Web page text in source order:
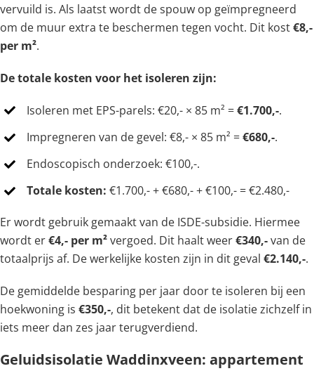
vervuild is. Als laatst wordt de spouw op geïmpregneerd
om de muur extra te beschermen tegen vocht. Dit kost€8,-
per m².
De totale kosten voor het isoleren zijn:
Isoleren met EPS-parels: €20,- × 85 m² =€1.700,-.
Impregneren van de gevel: €8,- × 85 m² =€680,-.
Endoscopisch onderzoek: €100,-.
Totale kosten: €1.700,- + €680,- + €100,- = €2.480,-
Er wordt gebruik gemaakt van de ISDE-subsidie. Hiermee
wordt er€4,- per m²vergoed. Dit haalt weer€340,-van de
totaalprijs af. De werkelijke kosten zijn in dit geval €2.140,-.
De gemiddelde besparing per jaar door te isoleren bij een
hoekwoning is €350,-, dit betekent dat de isolatie zichzelf in
iets meer dan zes jaar terugverdiend.
Geluidsisolatie Waddinxveen: appartement